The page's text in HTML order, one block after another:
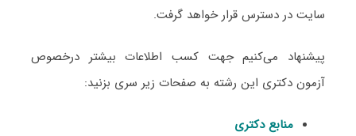
سایت در دسترس قرار خواهد گرفت.
پیشنهاد می‌کنیم جهت کسب اطلاعات بیشتر درخصوص
آزمون دکتری این رشته به صفحات زیر سری بزنید:
منابع دکتری